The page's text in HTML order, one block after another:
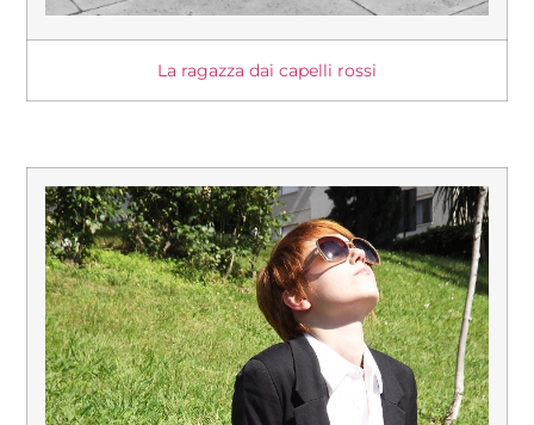
La ragazza dai capelli rossi